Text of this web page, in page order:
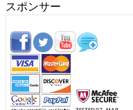
スポンサー